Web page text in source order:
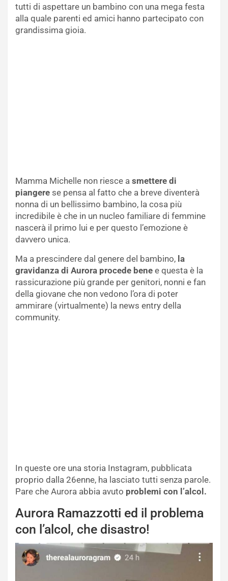
tutti di aspettare un bambino con una mega festa
alla quale parenti ed amici hanno partecipato con
grandissima gioia.
Mamma Michelle non riesce a smettere di
piangere se pensa al fatto che a breve diventerà
nonna di un bellissimo bambino, la cosa più
incredibile è che in un nucleo familiare di femmine
nascerà il primo lui e per questo l’emozione è
davvero unica.
Ma a prescindere dal genere del bambino, la
gravidanza di Aurora procede bene e questa è la
rassicurazione più grande per genitori, nonni e fan
della giovane che non vedono l’ora di poter
ammirare (virtualmente) la news entry della
community.
In queste ore una storia Instagram, pubblicata
proprio dalla 26enne, ha lasciato tutti senza parole.
Pare che Aurora abbia avuto problemi con l’alcol.
Aurora Ramazzotti ed il problema
con l’alcol, che disastro!